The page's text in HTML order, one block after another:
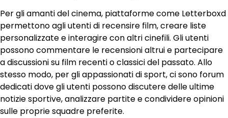
Per gli amanti del cinema, piattaforme come Letterboxd
permettono agli utenti di recensire film, creare liste
personalizzate e interagire con altri cinefili. Gli utenti
possono commentare le recensioni altrui e partecipare
a discussioni su film recenti o classici del passato. Allo
stesso modo, per gli appassionati di sport, ci sono forum
dedicati dove gli utenti possono discutere delle ultime
notizie sportive, analizzare partite e condividere opinioni
sulle proprie squadre preferite.